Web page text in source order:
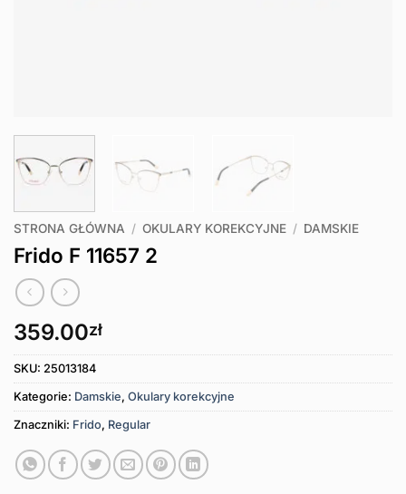
STRONA GŁÓWNA / OKULARY KOREKCYJNE / DAMSKIE
Frido F 11657 2
359.00zł
SKU: 25013184
Kategorie: Damskie, Okulary korekcyjne
Znaczniki: Frido, Regular